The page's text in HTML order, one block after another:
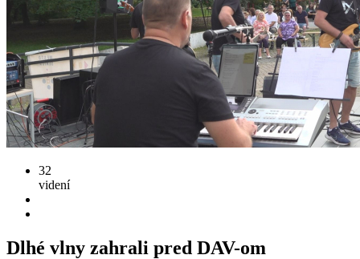
32
videní
Dlhé vlny zahrali pred DAV-om